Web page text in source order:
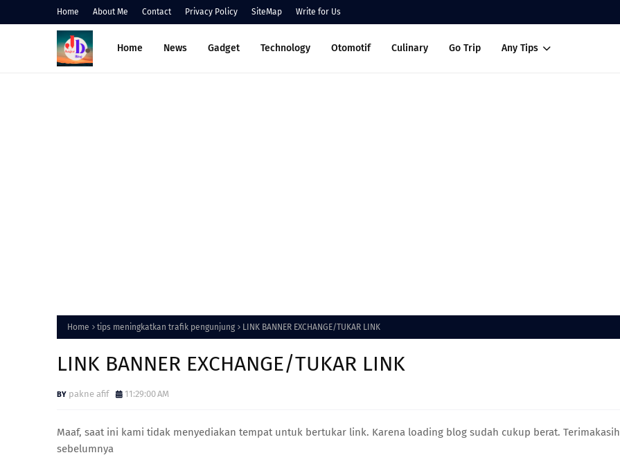
Home About Me Contact Privacy Policy SiteMap Write for Us
Home News Gadget Technology Otomotif Culinary Go Trip Any Tips
Home tips meningkatkan trafik pengunjung LINK BANNER EXCHANGE/TUKAR LINK
LINK BANNER EXCHANGE/TUKAR LINK
pakne afif 11:29:00 AM
Maaf, saat ini kami tidak menyediakan tempat untuk bertukar link. Karena loading blog sudah cukup berat. Terimakasih
sebelumnya